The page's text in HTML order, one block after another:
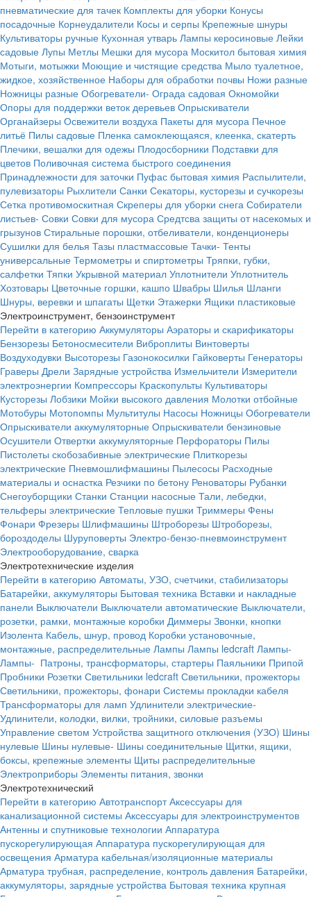
пневматические для тачек Комплекты для уборки Конусы
посадочные Корнеудалители Косы и серпы Крепежные шнуры
Культиваторы ручные Кухонная утварь Лампы керосиновые Лейки
садовые Лупы Метлы Мешки для мусора Москитол бытовая химия
Мотыги, мотыжки Моющие и чистящие средства Мыло туалетное,
жидкое, хозяйственное Наборы для обработки почвы Ножи разные
Ножницы разные Обогреватели- Ограда садовая Окномойки
Опоры для поддержки веток деревьев Опрыскиватели
Органайзеры Освежители воздуха Пакеты для мусора Печное
литьё Пилы садовые Пленка самоклеющаяся, клеенка, скатерть
Плечики, вешалки для одежы Плодосборники Подставки для
цветов Поливочная система быстрого соединения
Принадлежности для заточки Пуфас бытовая химия Распылители,
пулевизаторы Рыхлители Санки Секаторы, кусторезы и сучкорезы
Сетка противомоскитная Скреперы для уборки снега Собиратели
листьев- Совки Совки для мусора Средтсва защиты от насекомых и
грызунов Стиральные порошки, отбеливатели, конденционеры
Сушилки для белья Тазы пластмассовые Тачки- Тенты
универсальные Термометры и спиртометры Тряпки, губки,
салфетки Тяпки Укрывной материал Уплотнители Уплотнитель
Хозтовары Цветочные горшки, кашпо Швабры Шилья Шланги
Шнуры, веревки и шпагаты Щетки Этажерки Ящики пластиковые
Электроинструмент, бензоинструмент
Перейти в категорию Аккумуляторы Аэраторы и скарификаторы
Бензорезы Бетоносмесители Виброплиты Винтоверты
Воздуходувки Высоторезы Газонокосилки Гайковерты Генераторы
Граверы Дрели Зарядные устройства Измельчители Измерители
электроэнергии Компрессоры Краскопульты Культиваторы
Кусторезы Лобзики Мойки высокого давления Молотки отбойные
Мотобуры Мотопомпы Мультитулы Насосы Ножницы Обогреватели
Опрыскиватели аккумуляторные Опрыскиватели бензиновые
Осушители Отвертки аккумуляторные Перфораторы Пилы
Пистолеты скобозабивные электрические Плиткорезы
электрические Пневмошлифмашины Пылесосы Расходные
материалы и оснастка Резчики по бетону Реноваторы Рубанки
Снегоуборщики Станки Станции насосные Тали, лебедки,
тельферы электрические Тепловые пушки Триммеры Фены
Фонари Фрезеры Шлифмашины Штроборезы Штроборезы,
бороздоделы Шуруповерты Электро-бензо-пневмоинструмент
Электрооборудование, сварка
Электротехнические изделия
Перейти в категорию Автоматы, УЗО, счетчики, стабилизаторы
Батарейки, аккумуляторы Бытовая техника Вставки и накладные
панели Выключатели Выключатели автоматические Выключатели,
розетки, рамки, монтажные коробки Диммеры Звонки, кнопки
Изолента Кабель, шнур, провод Коробки установочные,
монтажные, распределительные Лампы Лампы ledcraft Лампы-
Лампы- Патроны, трансформаторы, стартеры Паяльники Припой
Пробники Розетки Светильники ledcraft Светильники, прожекторы
Светильники, прожекторы, фонари Системы прокладки кабеля
Трансформаторы для ламп Удлинители электрические-
Удлинители, колодки, вилки, тройники, силовые разъемы
Управление светом Устройства защитного отключения (УЗО) Шины
нулевые Шины нулевые- Шины соединительные Щитки, ящики,
боксы, крепежные элементы Щиты распределительные
Электроприборы Элементы питания, звонки
Электротехнический
Перейти в категорию Автотранспорт Аксессуары для
канализационной системы Аксессуары для электроинструментов
Антенны и спутниковые технологии Аппаратура
пускорегулирующая Аппаратура пускорегулирующая для
освещения Арматура кабельная/изоляционные материалы
Арматура трубная, распределение, контроль давления Батарейки,
аккумуляторы, зарядные устройства Бытовая техника крупная